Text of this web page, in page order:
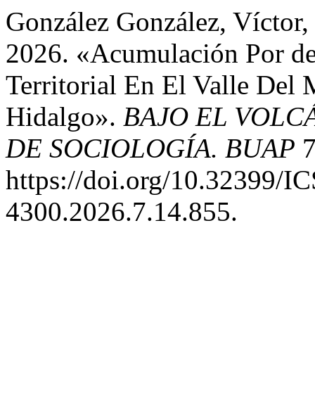
González González,
2026. «Acumulación Por
Territorial En El Valle Del
Hidalgo». BAJO EL
DE SOCIOLOGÍA. BUAP
https://doi.org/10.32399/
4300.2026.7.14.855.